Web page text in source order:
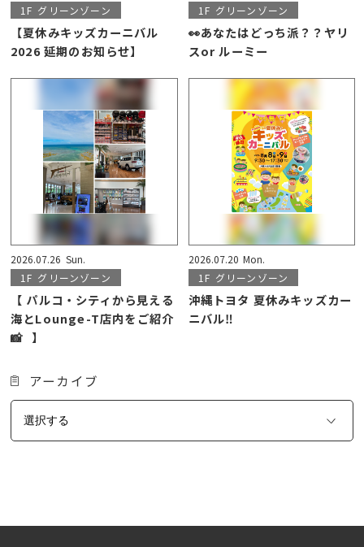
1F グリーンゾーン
【夏休みキッズカーニバル
2026 延期のお知らせ】
1F グリーンゾーン
👀あなたはどっち派？？ヤリ
スor ルーミー
2026.07.26 Sun.
1F グリーンゾーン
【 パルコ・シティから見える
海とLounge-T店内をご紹介
📸⠀】
2026.07.20 Mon.
1F グリーンゾーン
沖縄トヨタ 夏休みキッズカー
ニバル‼️
アーカイブ